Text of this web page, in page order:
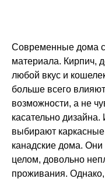
[ о компании ]
Построенные
Видеообзоры домов
Отзывы о компании
Контакты
[ выставочный дом-
Современные дома
материала. Кирпич,
любой вкус и
больше всего
возможности, а не
касательно
выбирают
канадские дома. Они
целом, довольно
проживания.